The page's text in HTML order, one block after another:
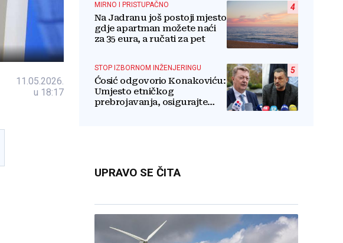
11.05.2026.
u 18:17
4
MIRNO I PRISTUPAČNO
Na Jadranu još postoji mjesto
gdje apartman možete naći
za 35 eura, a ručati za pet
5
STOP IZBORNOM INŽENJERINGU
Ćosić odgovorio Konakoviću:
Umjesto etničkog
prebrojavanja, osigurajte
UPRAVO SE ČITA